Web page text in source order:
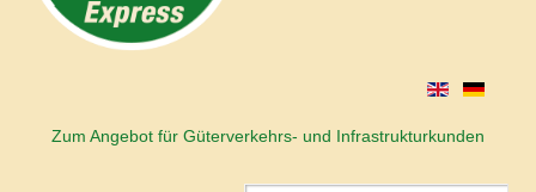
Zum Angebot für Güterverkehrs- und Infrastrukturkunden